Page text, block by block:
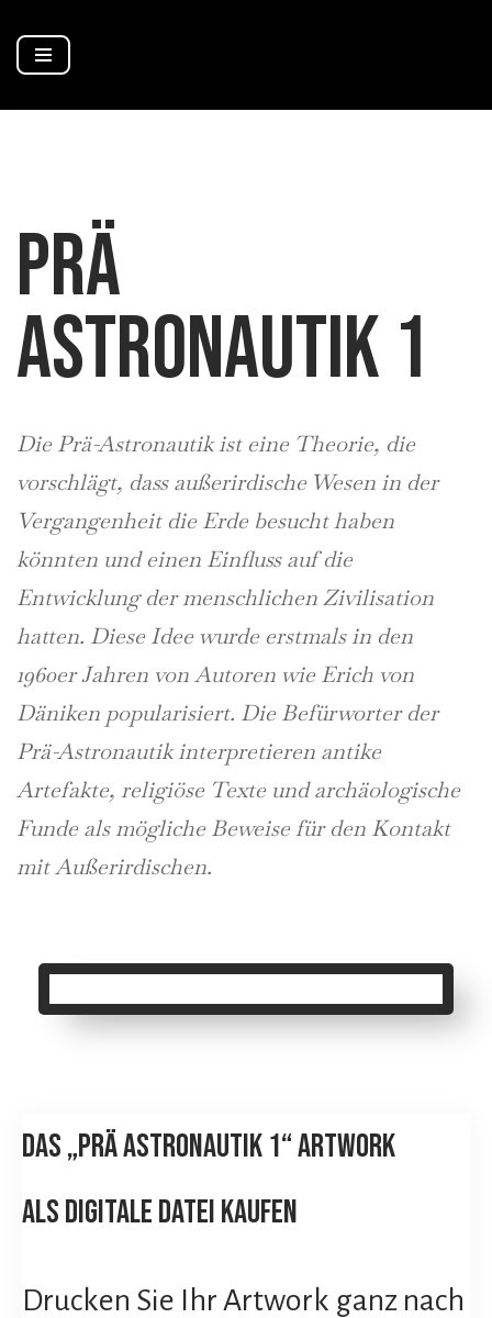
Zum
PRÄ
ASTRONAUTIK 1
Die Prä-Astronautik ist eine Theorie, die
vorschlägt, dass außerirdische Wesen in der
Vergangenheit die Erde besucht haben
könnten und einen Einfluss auf die
Entwicklung der menschlichen Zivilisation
hatten. Diese Idee wurde erstmals in den
1960er Jahren von Autoren wie Erich von
Däniken popularisiert. Die Befürworter der
Prä-Astronautik interpretieren antike
Artefakte, religiöse Texte und archäologische
Funde als mögliche Beweise für den Kontakt
mit Außerirdischen.
Das „PRÄ ASTRONAUTIK 1“ Artwork
als digitale datei kaufen
Drucken Sie Ihr Artwork ganz nach